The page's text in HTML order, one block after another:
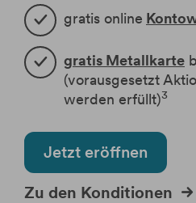
Änderung
Änderung Ratentermin
Hebelprodukte
Börsenhandel
Direkthandel
Krypto-ETPs
Investmentrechner
Wertpapier Blog
Steuerinformationen
eBanking Login
gratis online
gratis Metallkarte
(vorausgesetzt
werden erfüllt)3
Jetzt eröffnen
Zu den Konditionen